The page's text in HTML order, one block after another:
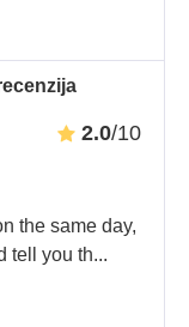
2.0/10
the same day,
tell you th...